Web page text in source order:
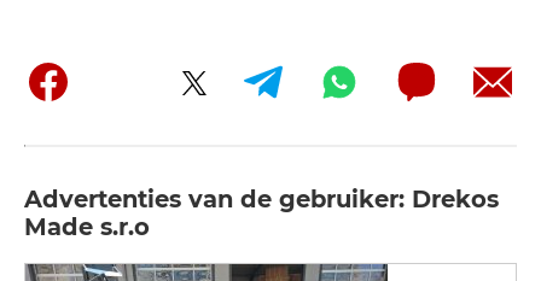
Advertenties van de gebruiker: Drekos
Made s.r.o